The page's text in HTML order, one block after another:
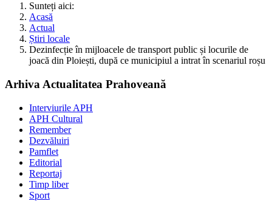
Sunteți aici:
Acasă
Actual
Știri locale
Dezinfecție în mijloacele de transport public și locurile de
joacă din Ploiești, după ce municipiul a intrat în scenariul roșu
Arhiva Actualitatea Prahoveană
Interviurile APH
APH Cultural
Remember
Dezvăluiri
Pamflet
Editorial
Reportaj
Timp liber
Sport